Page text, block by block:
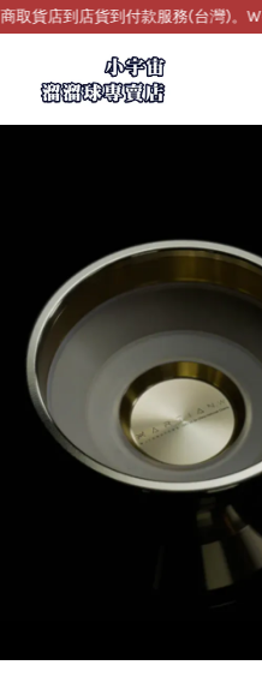
貨店到店貨到付款服務(台灣)。
您的購物車